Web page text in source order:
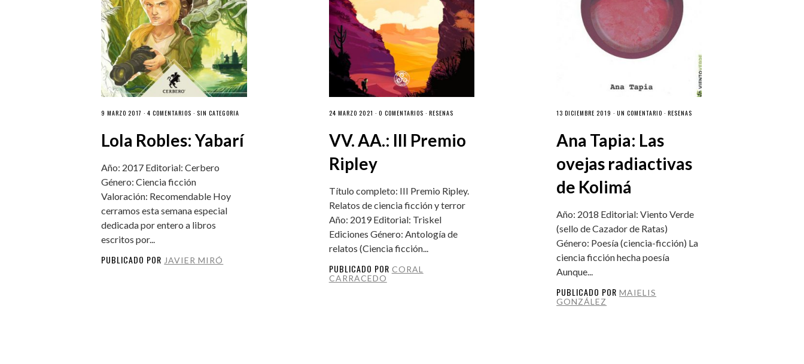
9 MARZO 2017 ·4 COMENTARIOS · SIN CATEGORÍA
Lola Robles: Yabarí
Año: 2017 Editorial: Cerbero
Género: Ciencia ficción
Valoración: Recomendable Hoy
cerramos esta semana especial
dedicada por entero a libros
escritos por...
PUBLICADO POR JAVIER MIRÓ
24 MARZO 2021 · 0 COMENTARIOS · RESEÑAS
VV. AA.: III Premio
Ripley
Título completo: III Premio Ripley.
Relatos de ciencia ficción y terror
Año: 2019 Editorial: Triskel
Ediciones Género: Antología de
relatos (Ciencia ficción...
PUBLICADO POR CORAL
CARRACEDO
13 DICIEMBRE 2019 ·UN COMENTARIO ·RESEÑAS
Ana Tapia: Las
ovejas radiactivas
de Kolimá
Año: 2018 Editorial: Viento Verde
(sello de Cazador de Ratas)
Género: Poesía (ciencia-ficción) La
ciencia ficción hecha poesía
Aunque...
PUBLICADO PORMAIELIS
GONZÁLEZ